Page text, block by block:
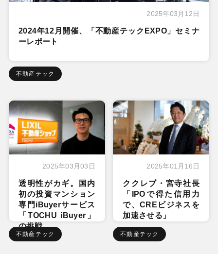
2025年03月12日
2024年12月開催、「不動産テックEXPO」セミナ
ーレポート
不動産テック
2025年03月03日
透明性がカギ。国内
初の投資マンション
専門iBuyerサービス
「TOCHU iBuyer」
の挑戦
不動産テック
2025年01月16日
ククレブ・宮寺社長
「IPOで得た信用力
で、CREビジネスを
加速させる」
不動産テック